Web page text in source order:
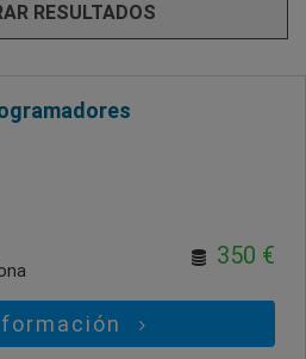
RESULTADOS
350 €